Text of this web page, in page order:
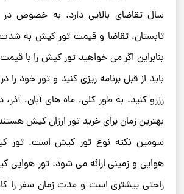
سال تقاضای بالایی دارد. به‌ خصوص در
تابستان، تقاضا و قیمت تور کیش به
بنابراین اگر می‌ خواهید تور کیش را با
باید از قبل برنامه ‌ریزی کنید و تور خود را
رزرو کنید. به‌ طور کلی، ماه‌ های آبان،
بهترین زمان برای خرید تور ارزان کیش
سومین نکته نوع تور کیش است. تور
هوایی و زمینی ارائه می ‌شود. تور هوایی
راحتی بیشتری است و مدت زمان سفر را